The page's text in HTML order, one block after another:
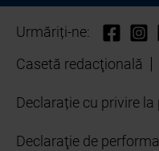
Urmăriți-ne:
Casetă redacţională
Declarație cu privire
Declaraţie de